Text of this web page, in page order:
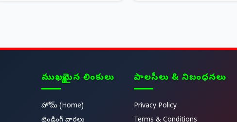
ముఖ్యమైన లింకులు
హోమ్ (Home)
పాలసీలు & నిబంధనలు
Privacy Policy